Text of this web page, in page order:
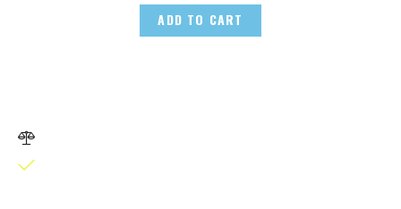
ADD TO CART